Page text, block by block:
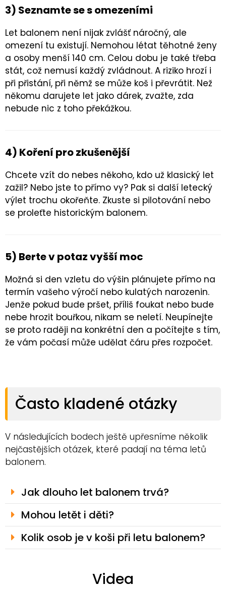
3) Seznamte se s omezeními
Let balonem není nijak zvlášť náročný, ale
omezení tu existují. Nemohou létat těhotné ženy
a osoby menší 140 cm. Celou dobu je také třeba
stát, což nemusí každý zvládnout. A riziko hrozí i
při přistání, při němž se může koš i převrátit. Než
někomu darujete let jako dárek, zvažte, zda
nebude nic z toho překážkou.
4) Koření pro zkušenější
Chcete vzít do nebes někoho, kdo už klasický let
zažil? Nebo jste to přímo vy? Pak si další letecký
výlet trochu okořeňte. Zkuste si pilotování nebo
se proleťte historickým balonem.
5) Berte v potaz vyšší moc
Možná si den vzletu do výšin plánujete přímo na
termín vašeho výročí nebo kulatých narozenin.
Jenže pokud bude pršet, příliš foukat nebo bude
nebe hrozit bouřkou, nikam se neletí. Neupínejte
se proto raději na konkrétní den a počítejte s tím,
že vám počasí může udělat čáru přes rozpočet.
Často kladené otázky
V následujících bodech ještě upřesníme několik
nejčastějších otázek, které padají na téma letů
balonem.
Jak dlouho let balonem trvá?
Mohou letět i děti?
Kolik osob je v koši při letu balonem?
Videa